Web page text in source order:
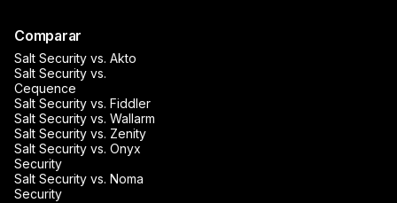
Comparar
Salt Security vs. Akto
Salt Security vs.
Cequence
Salt Security vs. Fiddler
Salt Security vs. Wallarm
Salt Security vs. Zenity
Salt Security vs. Onyx
Security
Salt Security vs. Noma
Security